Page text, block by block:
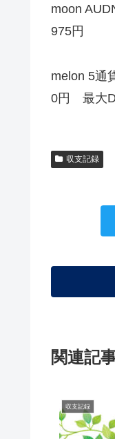
moon
975円
melon 5通
0円 最大
収支記録
関連記
収支記録